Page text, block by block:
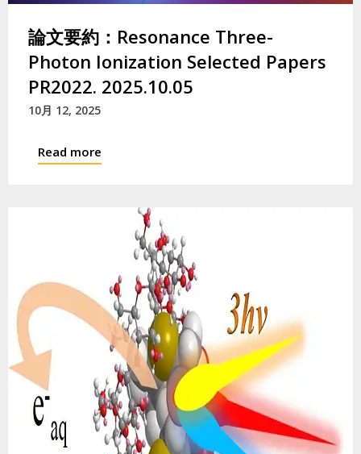
論文要約：Resonance Three-
Photon Ionization Selected Papers
PR2022. 2025.10.05
10月 12, 2025
Read more